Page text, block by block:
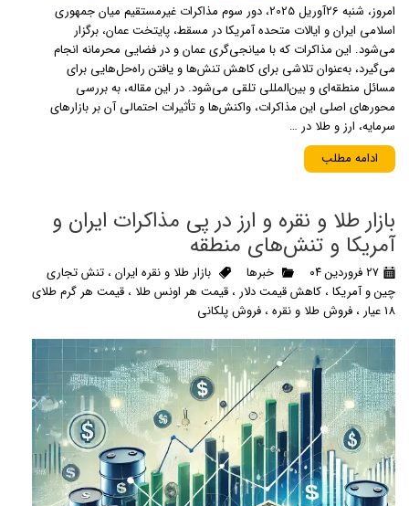
امروز، شنبه 26آوریل 2025، دور سوم مذاکرات غیرمستقیم میان جمهوری
اسلامی ایران و ایالات متحده آمریکا در مسقط، پایتخت عمان، برگزار
می‌شود. این مذاکرات که با میانجی‌گری عمان و در فضایی محرمانه انجام
می‌گیرد، به‌عنوان تلاشی برای کاهش تنش‌ها و یافتن راه‌حل‌هایی برای
مسائل منطقه‌ای و بین‌المللی تلقی می‌شود. در این مقاله، به بررسی
محورهای اصلی این مذاکرات، واکنش‌ها و تأثیرات احتمالی آن بر بازارهای
سرمایه، ارز و طلا در …
ادامه مطلب
​بازار طلا و نقره و ارز در پی مذاکرات ایران و
آمریکا و تنش‌های منطقه
۲۷ فروردین ۰۴ خبرها بازار طلا و نقره ایران، تنش تجاری
چین و آمریکا، کاهش قیمت دلار ، قیمت هر اونس طلا ، قیمت هر گرم طلای
18 عیار
، فروش طلا و نقره، فروش پلکانی